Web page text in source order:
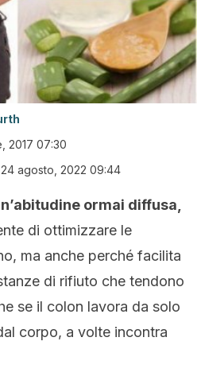
2017 07:30
24 agosto, 2022 09:44
ormai diffusa,
di ottimizzare le
ma anche perché facilita
di rifiuto che tendono
se il colon lavora da solo
corpo, a volte incontra